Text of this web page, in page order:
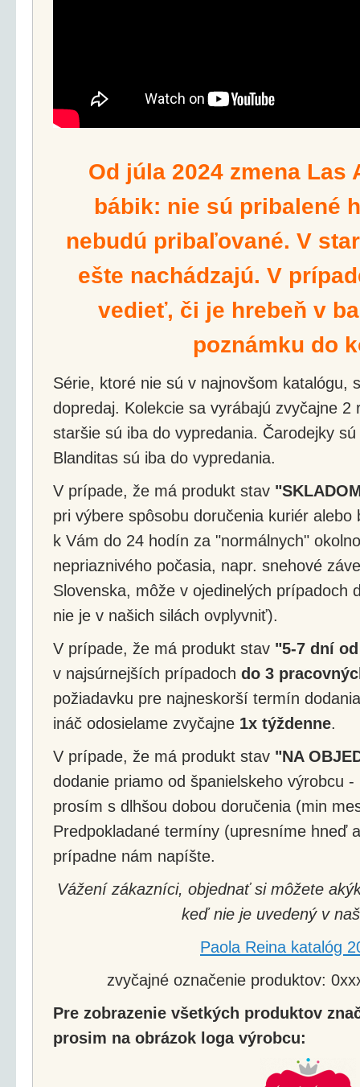
Od júla 2024 zmena Las
bábik: nie sú pribalené
nebudú pribaľované. V
ešte nachádzajú. V
vedieť, či je hrebeň v
poznámku do
Série, ktoré nie sú v najnovšom katalógu,
dopredaj. Kolekcie sa vyrábajú zvyčajne 2
staršie sú iba do vypredania. Čarodejky
Blanditas sú iba do vypredania.
V prípade, že má produkt stav
pri výbere spôsobu doručenia kuriér
k Vám do 24 hodín za "normálnych"
nepriaznivého počasia, napr. snehové
Slovenska, môže v ojedinelých prípadoch
nie je v našich silách ovplyvniť).
V prípade, že má produkt stav "5-7 dní
v najsúrnejších prípadoch do 3
požiadavku pre najneskorší termín
ináč odosielame zvyčajne 1x týždenne.
V prípade, že má produkt stav "NA
dodanie priamo od španielskeho výrobcu
prosím s dlhšou dobou doručenia (min
Predpokladané termíny (upresníme hneď
prípadne nám napíšte.
Vážení zákazníci, objednať si môžete
keď nie je uvedený v
Paola Reina katalóg
zvyčajné označenie produktov:
Pre zobrazenie všetkých produktov
prosim na obrázok loga výrobcu: